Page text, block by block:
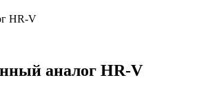
HR-V
аналог HR-V